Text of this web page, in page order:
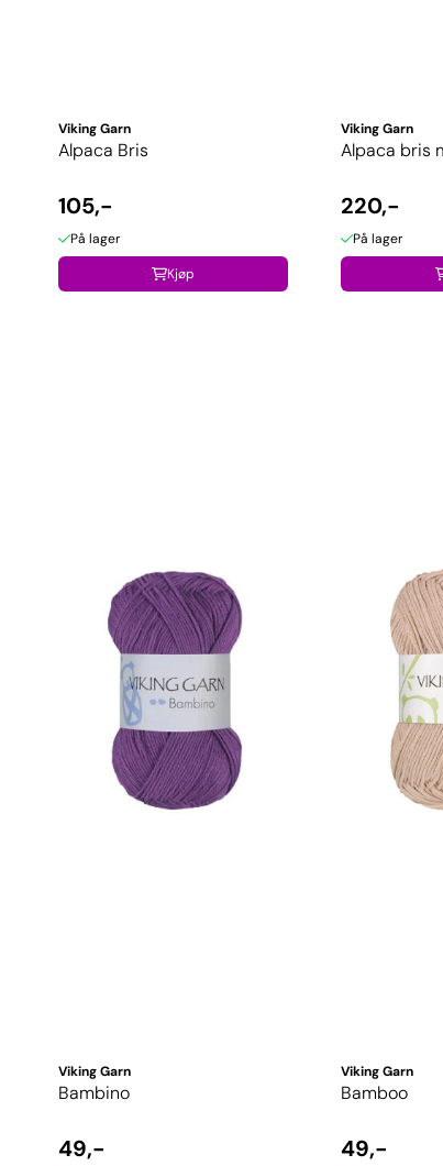
Viking Garn
Alpaca Bris
105,-
På lager
Kjøp
Viking Garn
Alpaca bris
220,-
På lager
Viking Garn
Bambino
49,-
Viking Garn
Bamboo
49,-